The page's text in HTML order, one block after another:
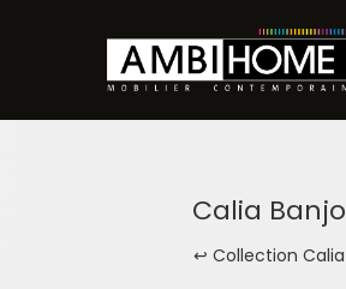
Calia Banjo
↩ Collection Calia